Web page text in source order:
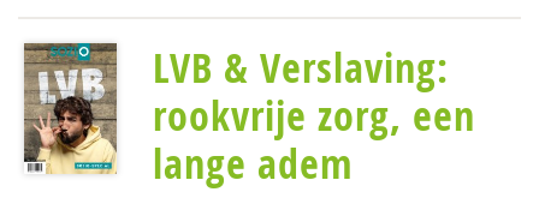
LVB & Verslaving:
rookvrije zorg, een
lange adem